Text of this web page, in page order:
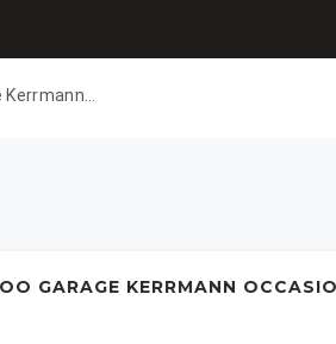
GARAGE KERRMANN